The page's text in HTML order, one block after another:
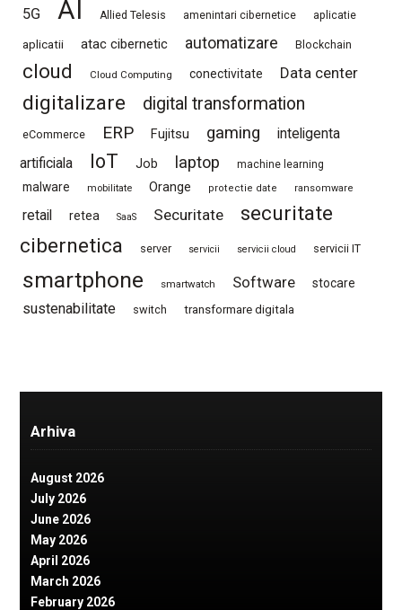
5G AI Allied Telesis amenintari cibernetice aplicatie
aplicatii atac cibernetic automatizare Blockchain
cloud Cloud Computing conectivitate Data center
digitalizare digital transformation
eCommerce ERP Fujitsu gaming
inteligenta
artificiala
IoT Job laptop machine learning
malware mobilitate Orange protectie date ransomware
retail retea SaaS Securitate
securitate
cibernetica
server servicii servicii cloud servicii IT
smartphone smartwatch Software stocare
sustenabilitate switch transformare digitala
Arhiva
August 2026
July 2026
June 2026
May 2026
April 2026
March 2026
February 2026